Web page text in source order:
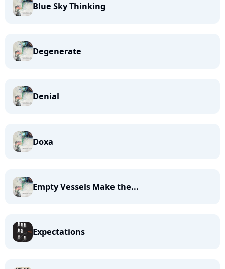
Blue Sky Thinking
Degenerate
Denial
Doxa
Empty Vessels Make the...
Expectations